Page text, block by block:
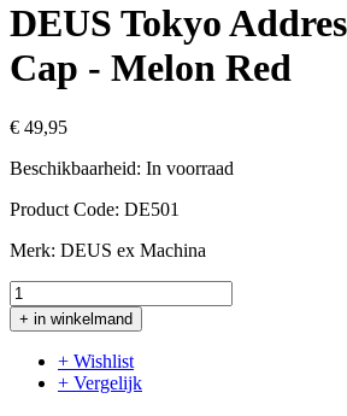
DEUS Tokyo
Cap - Melon Red
€ 49,95
Beschikbaarheid: In voorraad
Product Code: DE501
Merk: DEUS ex Machina
+ in winkelmand
+ Wishlist
+ Vergelijk